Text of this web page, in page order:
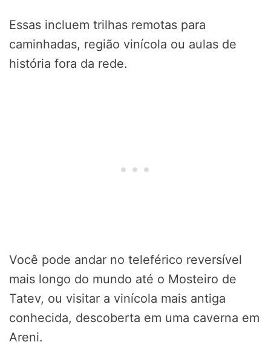
Essas incluem trilhas remotas para
caminhadas, região vinícola ou aulas de
história fora da rede.
Você pode andar no teleférico reversível
mais longo do mundo até o Mosteiro de
Tatev, ou visitar a vinícola mais antiga
conhecida, descoberta em uma caverna em
Areni.